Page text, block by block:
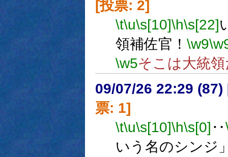
[投票: 2]
\t\u\s[10]\h\s[22]
領補佐官！ \w9
\w5そこは大統
09/07/26 22:29 (87)
票: 1]
\t\u\s[10]\h\s[0] ‥
いう名のシンジ